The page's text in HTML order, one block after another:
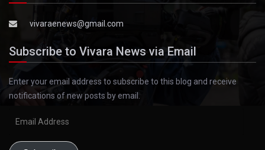
vivaraenews@gmail.com
Subscribe to Vivara News via Email
Enter your email address to subscribe to this blog and receive
notifications of new posts by email.